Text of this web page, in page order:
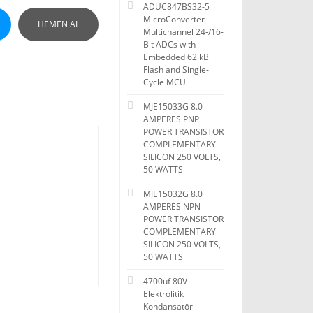
HEMEN AL
ADUC847BS32-5
MicroConverter
Multichannel 24-/16-
Bit ADCs with
Embedded 62 kB
Flash and Single-
Cycle MCU
MJE15033G 8.0
AMPERES PNP
POWER TRANSISTOR
COMPLEMENTARY
SILICON 250 VOLTS,
50 WATTS
MJE15032G 8.0
AMPERES NPN
POWER TRANSISTOR
COMPLEMENTARY
SILICON 250 VOLTS,
50 WATTS
4700uf 80V
Elektrolitik
Kondansatör